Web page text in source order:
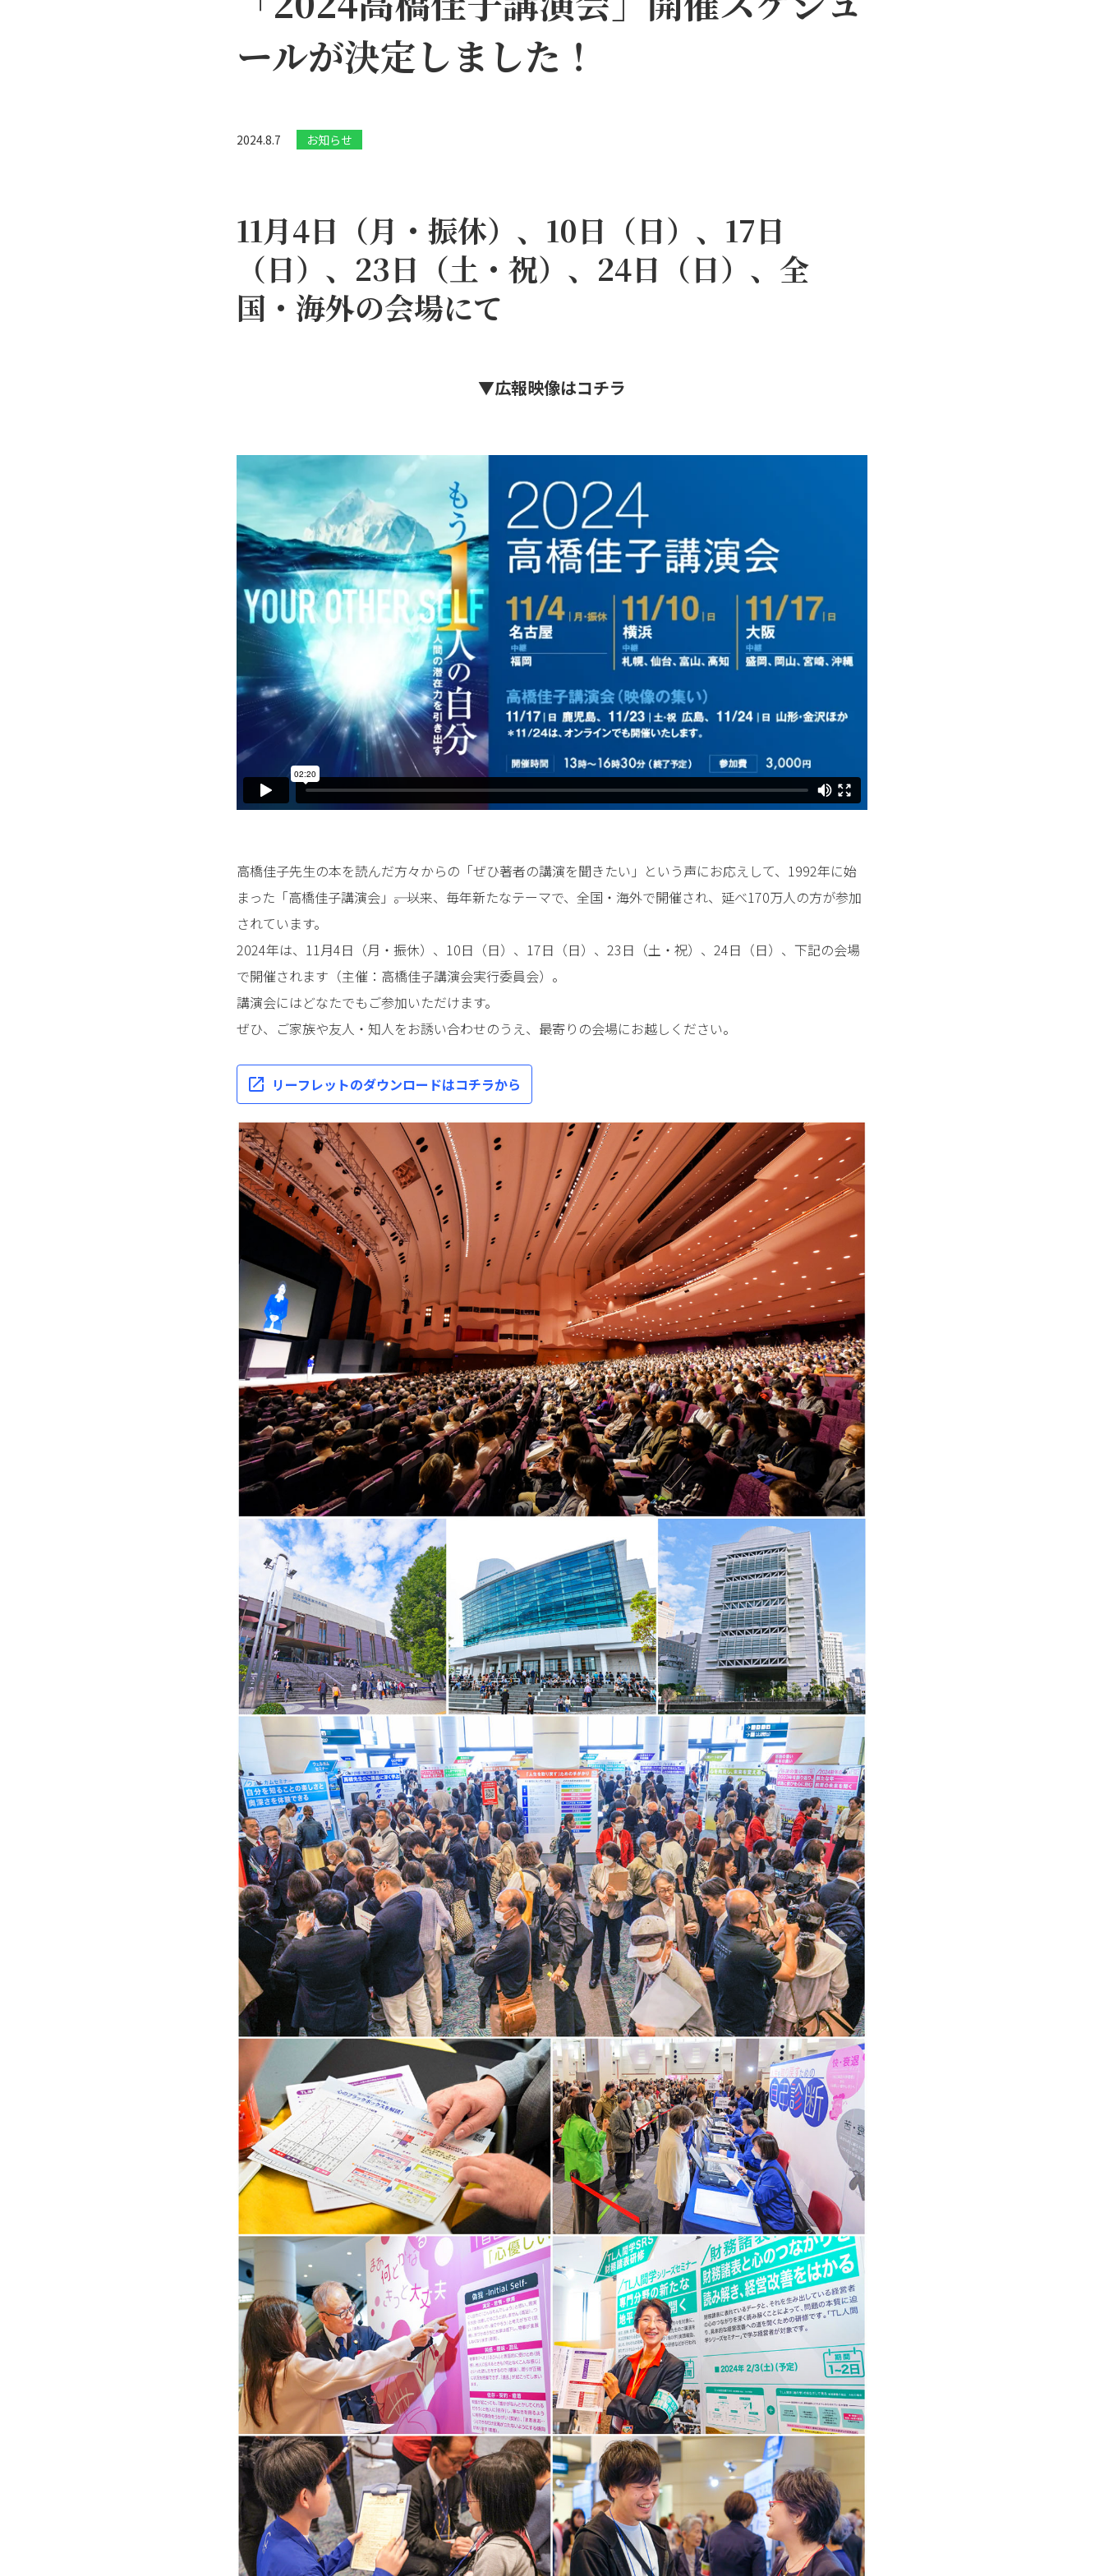
ールが決定しました！
2024.8.7 お知らせ
11月4日（月・振休）、10日（日）、17日
（日）、23日（土・祝）、24日（日）、全
国・海外の会場にて
▼広報映像はコチラ
高橋佳子先生の本を読んだ方々からの「ぜひ著者の講演を聞きたい」という声にお応えして、1992年に始
まった「高橋佳子講演会」――。以来、毎年新たなテーマで、全国・海外で開催され、延べ170万人の方が参加
されています。
2024年は、11月4日（月・振休）、10日（日）、17日（日）、23日（土・祝）、24日（日）、下記の会場
で開催されます（主催：高橋佳子講演会実行委員会）。
講演会にはどなたでもご参加いただけます。
ぜひ、ご家族や友人・知人をお誘い合わせのうえ、最寄りの会場にお越しください。
リーフレットのダウンロードはコチラから